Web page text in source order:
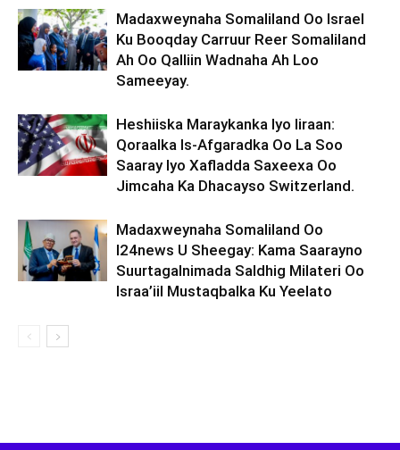
Madaxweynaha Somaliland Oo Israel
Ku Booqday Carruur Reer Somaliland
Ah Oo Qalliin Wadnaha Ah Loo
Sameeyay.
Heshiiska Maraykanka Iyo Iiraan:
Qoraalka Is-Afgaradka Oo La Soo
Saaray Iyo Xafladda Saxeexa Oo
Jimcaha Ka Dhacayso Switzerland.
Madaxweynaha Somaliland Oo
I24news U Sheegay: Kama Saarayno
Suurtagalnimada Saldhig Milateri Oo
Israa’iil Mustaqbalka Ku Yeelato